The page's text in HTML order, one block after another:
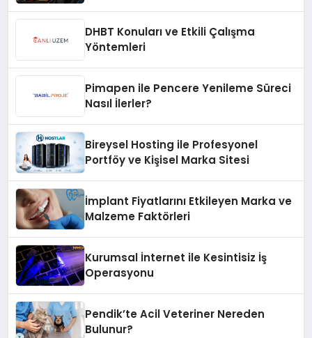
DHBT Konuları ve Etkili Çalışma
Yöntemleri
Pimapen ile Pencere Yenileme Süreci
Nasıl İlerler?
Bireysel Hosting ile Profesyonel
Portföy ve Kişisel Marka Sitesi
İmplant Fiyatlarını Etkileyen Marka ve
Malzeme Faktörleri
Kurumsal İnternet ile Kesintisiz İş
Operasyonu
Pendik’te Acil Veteriner Nereden
Bulunur?